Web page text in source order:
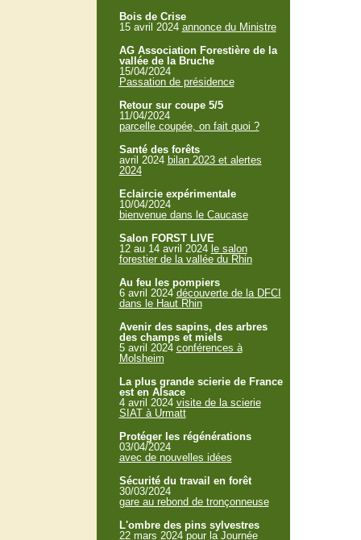
Bois de Crise
15 avril 2024 annonce du Ministre
AG Association Forestière de la
vallée de la Bruche
15/04/2024
Passation de présidence
Retour sur coupe 5/5
11/04/2024
parcelle coupée, on fait quoi ?
Santé des forêts
avril 2024 bilan 2023 et alertes
2024
Eclaircie expérimentale
10/04/2024
bienvenue dans le Caucase
Salon FORST LIVE
12 au 14 avril 2024 le salon
forestier de la vallée du Rhin
Au feu les pompiers
6 avril 2024 découverte de la DFCI
dans le Haut Rhin
Avenir des sapins, des arbres
des champs et miels
5 avril 2024 conférences à
Molsheim
La plus grande scierie de France
est en Alsace
4 avril 2024 visite de la scierie
SIAT à Urmatt
Protéger les régénérations
03/04/2024
avec de nouvelles idées
Sécurité du travail en forêt
30/03/2024
gare au rebond de tronçonneuse
L'ombre des pins sylvestres
22 mars 2024 pour la Journée